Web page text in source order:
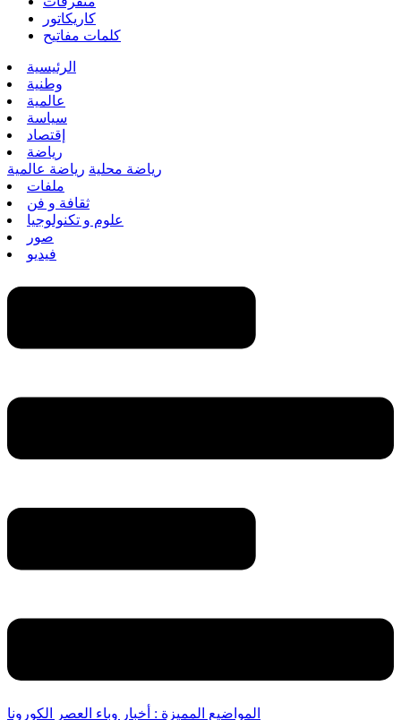
كاريكاتور
كلمات مفاتيح
الرئيسية
وطنية
عالمية
سياسة
إقتصاد
رياضة
رياضة محلية رياضة عالمية
ملفات
ثقافة و فن
علوم و تكنولوجيا
صور
فيديو
المواضيع المميزة : أخبار وباء العصر الكورونا